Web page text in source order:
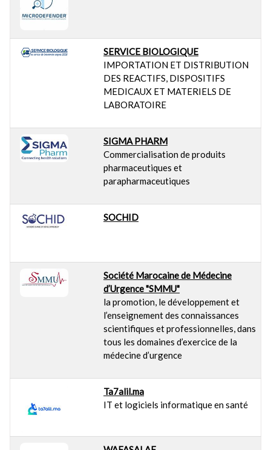
SERVICE BIOLOGIQUE
IMPORTATION ET DISTRIBUTION
DES REACTIFS, DISPOSITIFS
MEDICAUX ET MATERIELS DE
LABORATOIRE
SIGMA PHARM
Commercialisation de produits
pharmaceutiques et
parapharmaceutiques
SOCHID
Société Marocaine de Médecine
d’Urgence "SMMU"
la promotion, le développement et
l’enseignement des connaissances
scientifiques et professionnelles, dans
tous les domaines d’exercice de la
médecine d’urgence
Ta7alil.ma
IT et logiciels informatique en santé